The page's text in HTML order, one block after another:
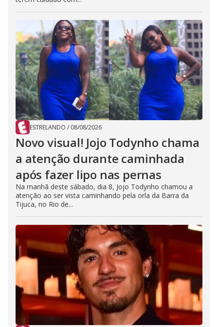
ESTRELANDO / 08/08/2026
Novo visual! Jojo Todynho chama
a atenção durante caminhada
após fazer lipo nas pernas
Na manhã deste sábado, dia 8, Jojo Todynho chamou a
atenção ao ser vista caminhando pela orla da Barra da
Tijuca, no Rio de...